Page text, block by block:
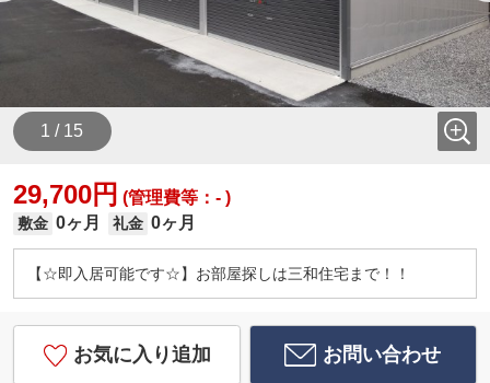
1 / 15
29,700円 (管理費等：- )
敷金 0ヶ月 礼金 0ヶ月
【☆即入居可能です☆】お部屋探しは三和住宅まで！！
お気に入り追加 お問い合わせ